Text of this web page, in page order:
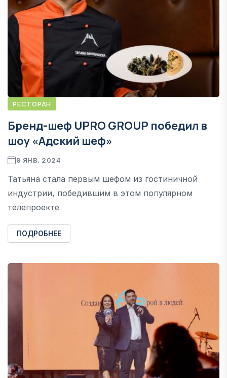
РЕСТОРАН
Бренд-шеф UPRO GROUP победил в
шоу «Адский шеф»
9 ЯНВ. 2024
Татьяна стала первым шефом из гостиничной
индустрии, победившим в этом популярном
телепроекте
ПОДРОБНЕЕ